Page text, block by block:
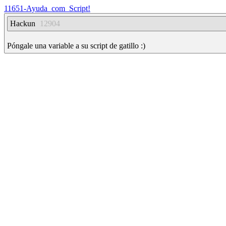
11651-Ayuda_com_Script!
Hackun
12904
Póngale una variable a su script de gatillo :)